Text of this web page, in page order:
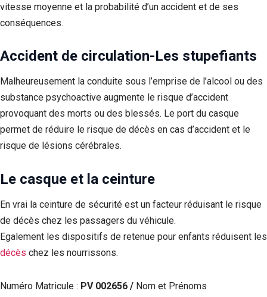
vitesse moyenne et la probabilité d’un accident et de ses
conséquences.
Accident de circulation-Les stupefiants
Malheureusement la conduite sous l’emprise de l’alcool ou des
substance psychoactive augmente le risque d’accident
provoquant des morts ou des blessés. Le port du casque
permet de réduire le risque de décès en cas d’accident et le
risque de lésions cérébrales.
Le casque et la ceinture
En vrai la ceinture de sécurité est un facteur réduisant le risque
de décès chez les passagers du véhicule.
Egalement les dispositifs de retenue pour enfants réduisent les
décès chez les nourrissons.
Numéro Matricule : PV 002656 / Nom et Prénoms